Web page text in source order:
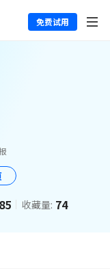
免费试用
85 收藏量: 74